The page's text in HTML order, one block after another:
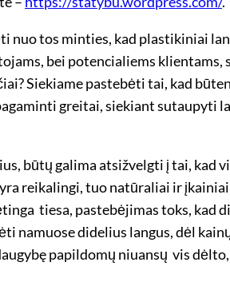
nuo tos minties, kad plastikiniai
bei potencialiems
Siekiame pastebėti tai, kad
greitai, siekiant sutaupyti
būtų galima atsižvelgti į tai, kad
reikalingi, tuo natūraliai ir
tiesa, pastebėjimas toks, kad
namuose didelius langus, dėl
papildomų niuansų ­ vis